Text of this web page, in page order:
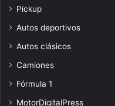
Pickup
Autos deportivos
Autos clásicos
Camiones
Fórmula 1
MotorDigitalPress